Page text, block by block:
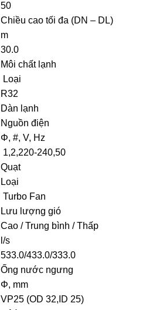
50
Chiều cao tối đa (DN – DL)
m
30.0
Môi chất lạnh
Loại
R32
Dàn lạnh
Nguồn điện
Φ, #, V, Hz
1,2,220-240,50
Quạt
Loại
Turbo Fan
Lưu lượng gió
Cao / Trung bình / Thấp
l/s
533.0/433.0/333.0
Ống nước ngưng
Φ, mm
VP25 (OD 32,ID 25)